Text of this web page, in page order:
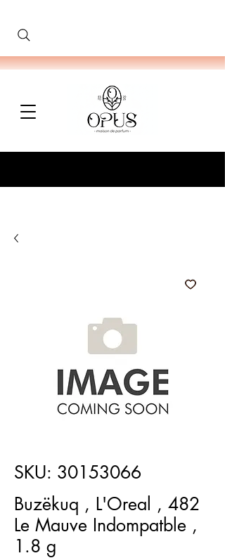
SKU: 30153066
Buzëkuq , L'Oreal , 482
Le Mauve Indompatble ,
1.8 g